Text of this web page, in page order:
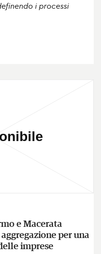
i processi
e Macerata
per una
imprese